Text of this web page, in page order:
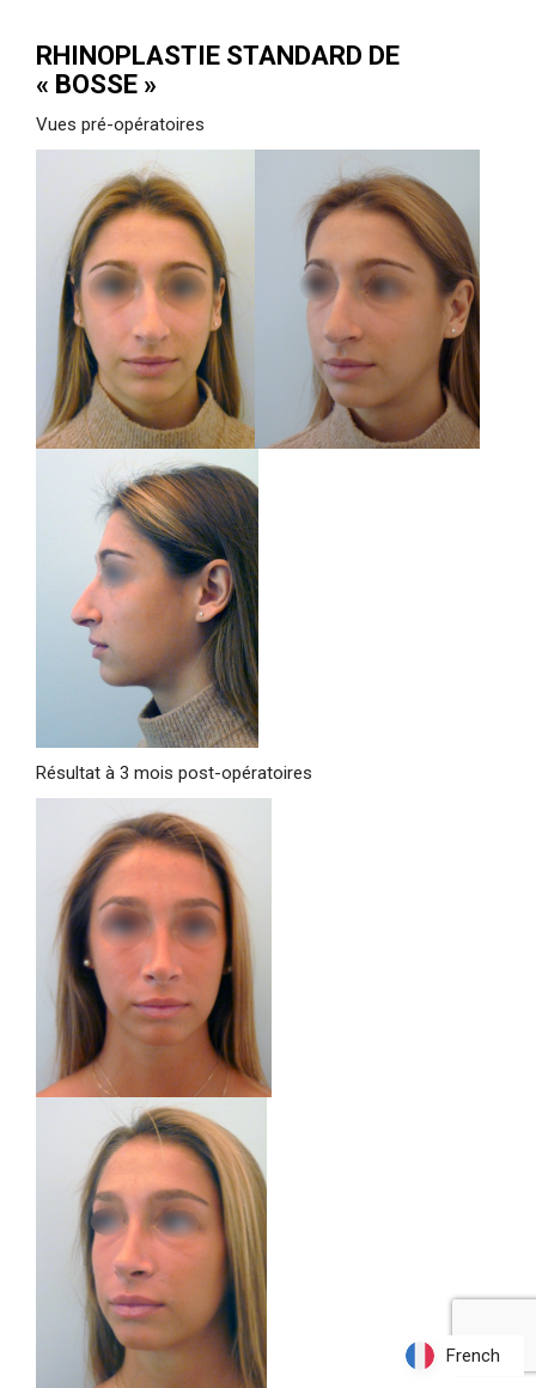
RHINOPLASTIE STANDARD DE
« BOSSE »
Vues pré-opératoires
Résultat à 3 mois post-opératoires
French